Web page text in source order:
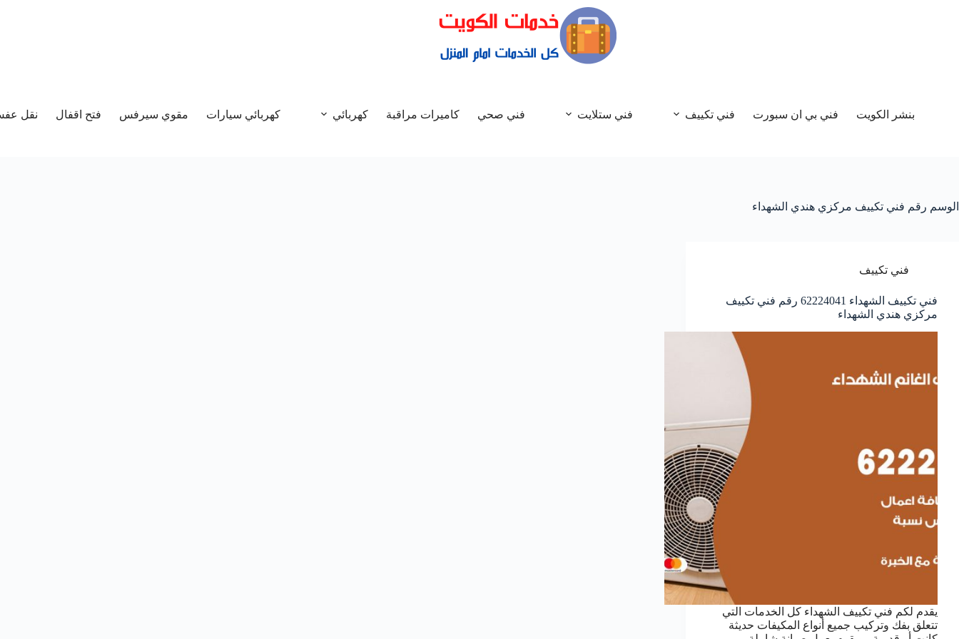
بنشر الكويت فني بي ان سبورت فني تكييف فني ستلايت فني صحي كاميرات مراقبة كهربائي كهربائي سيارات مقوي سيرفس فتح اقفال نقل
الوسم رقم فني تكييف مركزي هندي الشهداء
فني تكييف
فني تكييف الشهداء 62224041 رقم فني تكييف
مركزي هندي الشهداء
يقدم لكم فني تكييف الشهداء كل الخدمات التي
تتعلق بفك وتركيب جميع أنواع المكيفات حديثة